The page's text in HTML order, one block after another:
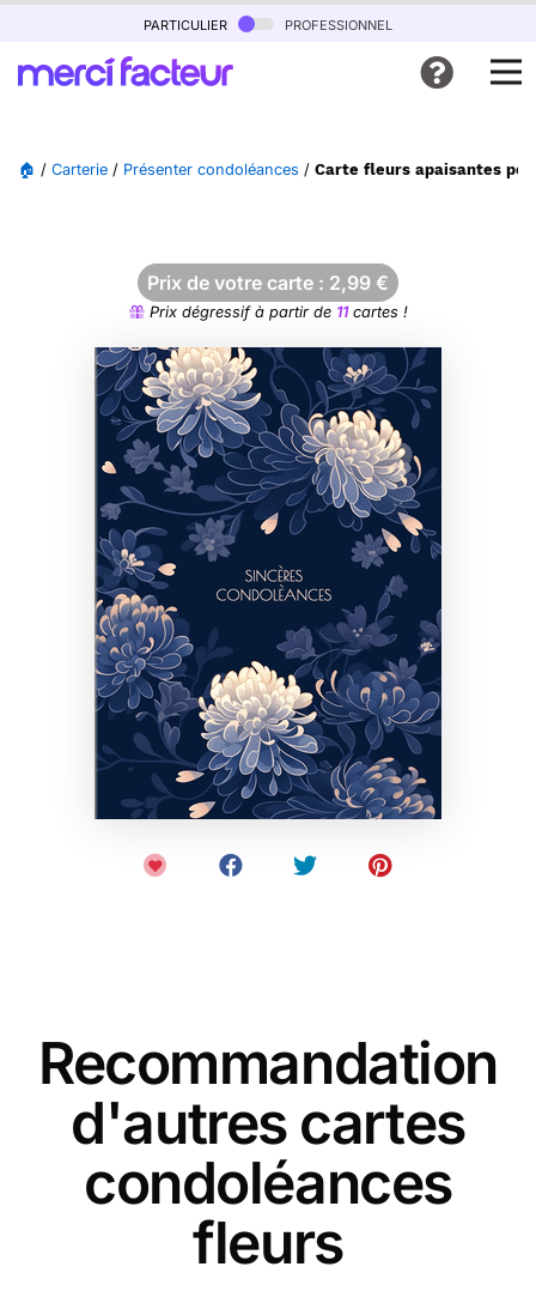
particulier professionnel
🏠 / Carterie / Présenter condoléances / Carte fleurs apaisantes
Prix de votre carte : 2,99 €
Prix dégressif à partir de 11cartes !
Recommandation
d'autres cartes
condoléances
fleurs